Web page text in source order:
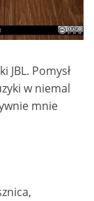
JBL. Pomysł
w niemal
mnie